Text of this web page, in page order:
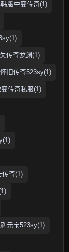
版中变传奇(1)
传奇龙渊(1)
旧传奇523sy(1)
传奇私服(1)
传奇(1)
元宝523sy(1)